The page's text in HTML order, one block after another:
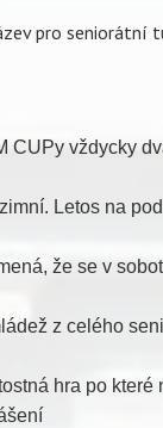
pro seniorátní
CUPy vždycky
Letos na
že se v
z celého
hra po které